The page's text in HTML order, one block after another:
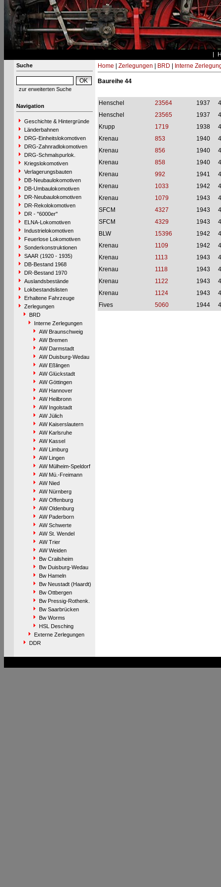
Suche
zur erweiterten Suche
Navigation
Geschichte & Hintergründe
Länderbahnen
DRG-Einheitslokomotiven
DRG-Zahnradlokomotiven
DRG-Schmalspurlok.
Kriegslokomotiven
Verlagerungsbauten
DB-Neubaulokomotiven
DB-Umbaulokomotiven
DR-Neubaulokomotiven
DR-Rekolokomotiven
DR - "6000er"
ELNA-Lokomotiven
Industrielokomotiven
Feuerlose Lokomotiven
Sonderkonstruktionen
SAAR (1920 - 1935)
DB-Bestand 1968
DR-Bestand 1970
Auslandsbestände
Lokbestandslisten
Erhaltene Fahrzeuge
Zerlegungen
BRD
Interne Zerlegungen
AW Braunschweig
AW Bremen
AW Darmstadt
AW Duisburg-Wedau
AW Eßlingen
AW Glückstadt
AW Göttingen
AW Hannover
AW Heilbronn
AW Ingolstadt
AW Jülich
AW Kaiserslautern
AW Karlsruhe
AW Kassel
AW Limburg
AW Lingen
AW Mülheim-Speldorf
AW Mü.-Freimann
AW Nied
AW Nürnberg
AW Offenburg
AW Oldenburg
AW Paderborn
AW Schwerte
AW St. Wendel
AW Trier
AW Weiden
Bw Crailsheim
Bw Duisburg-Wedau
Bw Hameln
Bw Neustadt (Haardt)
Bw Ottbergen
Bw Pressig-Rothenk.
Bw Saarbrücken
Bw Worms
HSL Desching
Externe Zerlegungen
DDR
Home Zerlegungen BRD Interne
Baureihe 44
Henschel 23564 1937
Henschel
23565 1937
Krupp
1719 1938
Krenau
853 1940
Krenau
856 1940
Krenau
858 1940
Krenau
992 1941
Krenau
1033 1942
Krenau
1079 1943
SFCM
4327 1943
SFCM
4329 1943
BLW
15396 1942
Krenau
1109 1942
Krenau
1113 1943
Krenau
1118 1943
Krenau
1122 1943
Krenau
1124 1943
Fives
5060 1944